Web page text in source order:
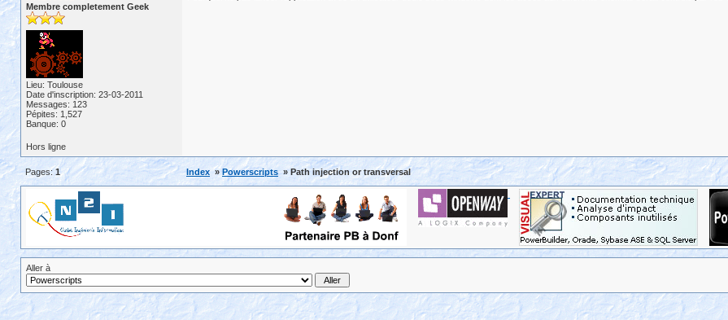
Membre completement Geek
Lieu: Toulouse
Date d'inscription: 23-03-2011
Messages: 123
Pépites: 1,527
Banque: 0
Hors ligne
Pages:1 Index »Powerscripts » Path injection or transversal
Aller à